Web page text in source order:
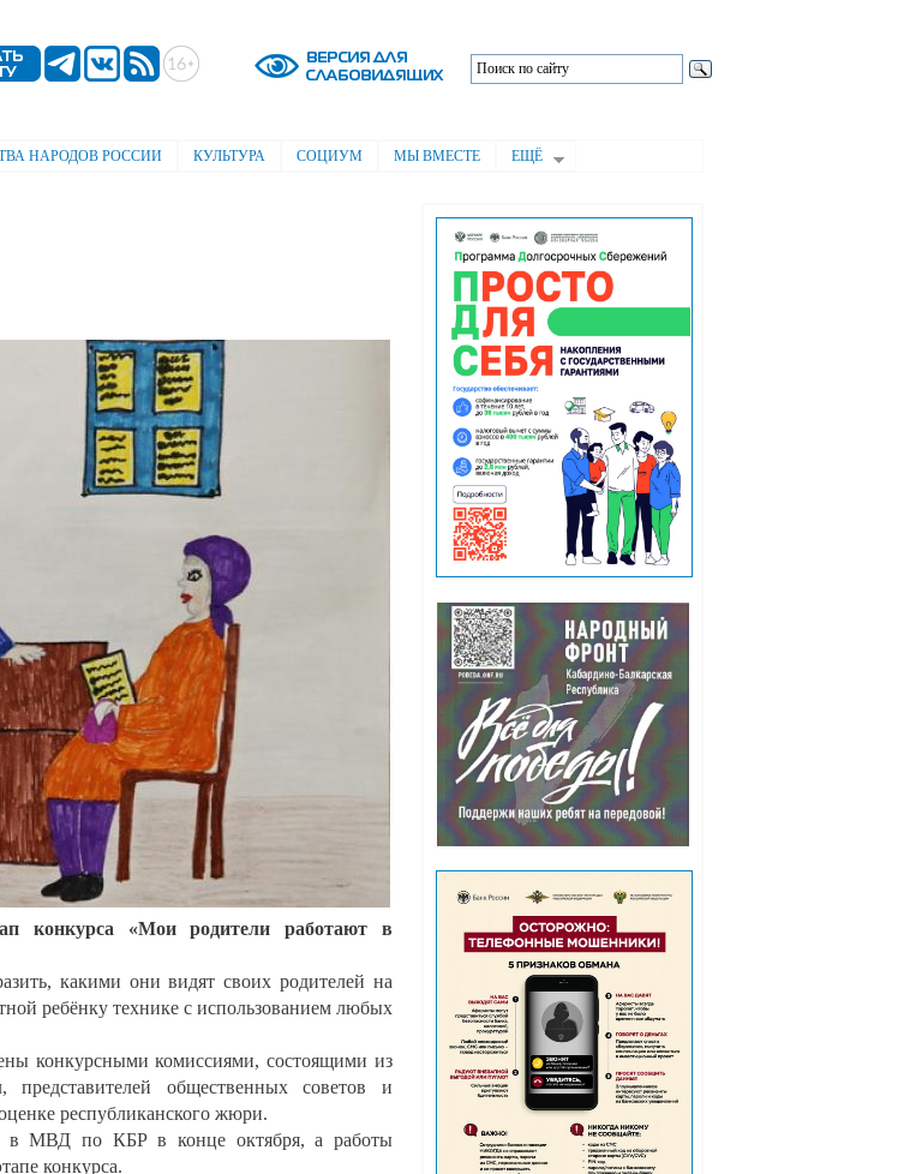
содержанию
НАРОДОВ РОССИИ КУЛЬТУРА СОЦИУМ МЫ ВМЕСТЕ ЕЩЁ
конкурса «Мои родители работают в
какими они видят своих родителей на
ребёнку технике с использованием любых
конкурсными комиссиями, состоящими из
представителей общественных советов и
республиканского жюри.
в МВД по КБР в конце октября, а работы
конкурса.